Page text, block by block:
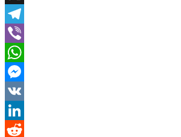
X
Telegram
Viber
WhatsApp
Messenger
VK
LinkedIn